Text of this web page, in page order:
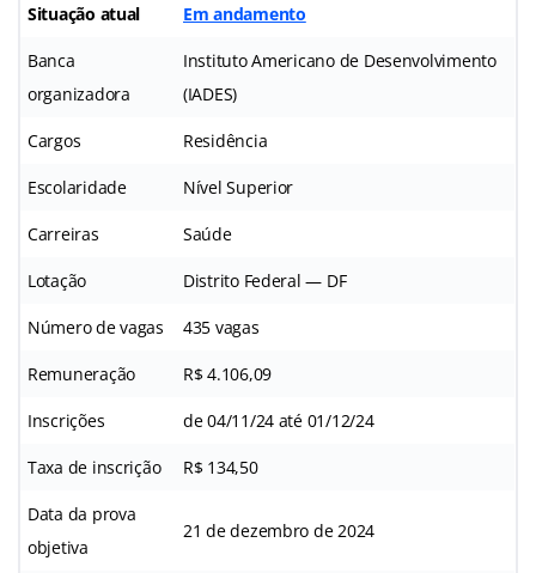
Situação atual Em andamento
Banca
organizadora
Instituto Americano de Desenvolvimento
(IADES)
Cargos Residência
Escolaridade Nível Superior
Carreiras Saúde
Lotação Distrito Federal — DF
Número de vagas 435 vagas
Remuneração R$ 4.106,09
Inscrições de 04/11/24 até 01/12/24
Taxa de inscrição R$ 134,50
Data da prova
objetiva
21 de dezembro de 2024